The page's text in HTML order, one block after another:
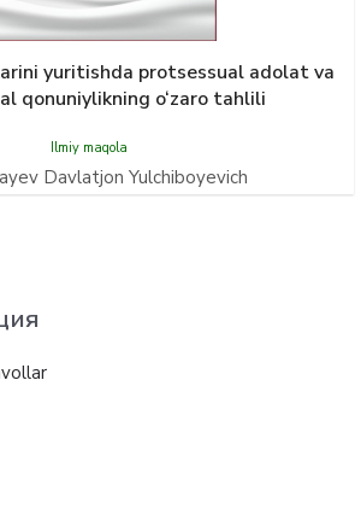
yuritishda protsessual adolat va
qonuniylikning o‘zaro tahlili
Ilmiy maqola
Davlatjon Yulchiboyevich